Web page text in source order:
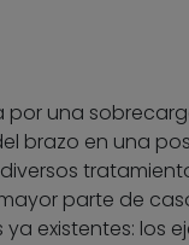
por una
brazo en una
parte de
existentes: los